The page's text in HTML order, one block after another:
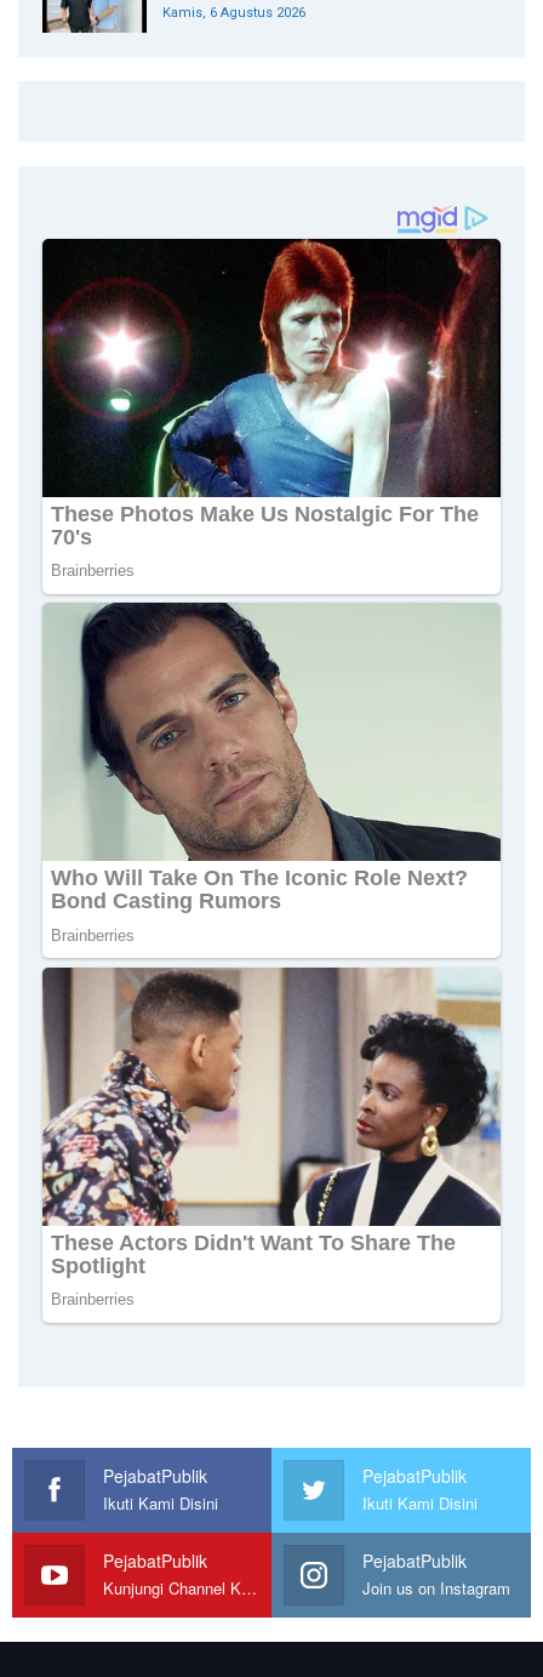
Kamis, 6 Agustus 2026
PejabatPublik
Ikuti Kami Disini
PejabatPublik
Ikuti Kami Disini
PejabatPublik
Kunjungi Channel Kami
PejabatPublik
Join us on Instagram